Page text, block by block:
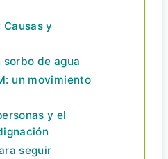
y
sorbo de agua
un movimiento
y el
seguir